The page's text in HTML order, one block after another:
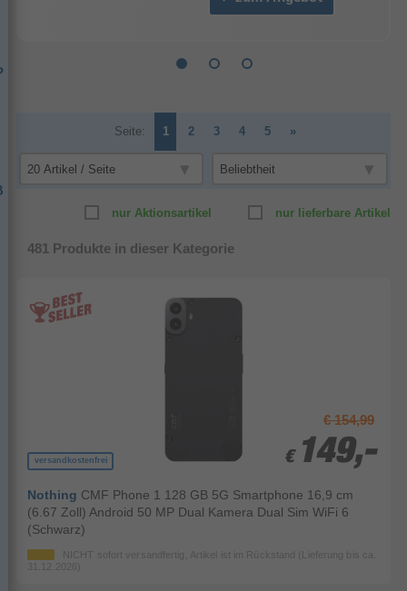
Seite: 1 2 3 4 5 »
nur lieferbare Artikel
nur Aktionsartikel
481 Produkte in dieser Kategorie
versandkostenfrei
€ 154,99
€ 149,-
€ 149,-
Nothing CMF Phone 1 128 GB 5G Smartphone 16,9 cm
(6.67 Zoll) Android 50 MP Dual Kamera Dual Sim WiFi 6
(Schwarz)
NICHT sofort versandfertig, Artikel ist im Rückstand (Lieferung bis ca.
31.12.2026)